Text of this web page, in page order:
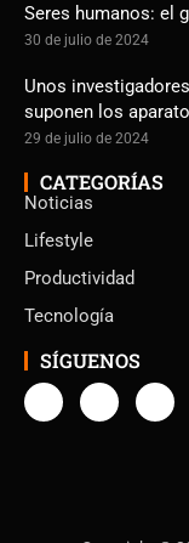
Seres humanos: el
30 de julio de 2024
Unos
suponen los
29 de julio de 2024
CATEGORÍAS
Noticias
Lifestyle
Productividad
Tecnología
SÍGUENOS